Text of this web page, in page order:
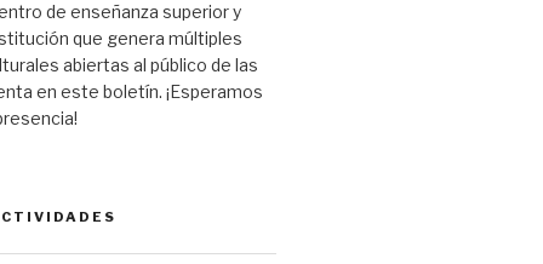
de enseñanza superior y
que genera múltiples
abiertas al público de las
en este boletín. ¡Esperamos